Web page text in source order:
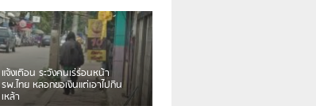
เดือนร้อน! ชาวเชียงรายบ่นรถ
Isuzu สีขาวซิ่งบายพาสเสียงดัง
สร้างความรำคาญ